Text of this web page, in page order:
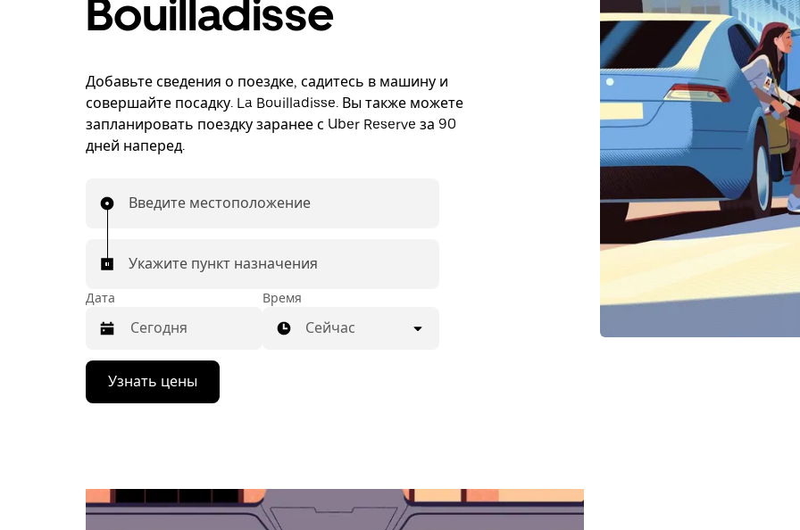
Bouilladisse
Добавьте сведения о поездке, садитесь в машину и
совершайте посадку. La Bouilladisse. Вы также можете
запланировать поездку заранее с Uber Reserve за 90
дней наперед.
Введите местоположение
Укажите пункт назначения
Дата
Нажмите
стрелку
вниз,
выбрать
дату.
Время
Сейчас
Узнать цены